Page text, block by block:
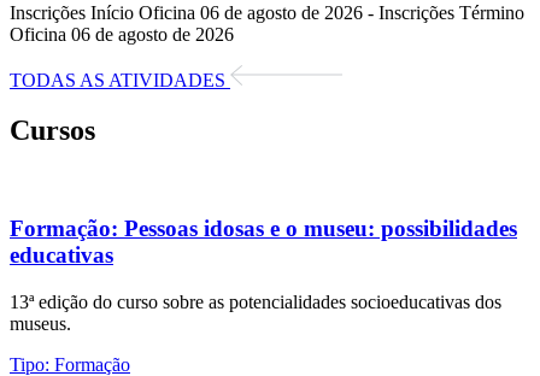
Inscrições Início Oficina 06 de agosto de 2026 - Inscrições Término
Oficina 06 de agosto de 2026
TODAS AS ATIVIDADES
Cursos
Formação: Pessoas idosas e o museu: possibilidades
educativas
13ª edição do curso sobre as potencialidades socioeducativas dos
museus.
Tipo: Formação